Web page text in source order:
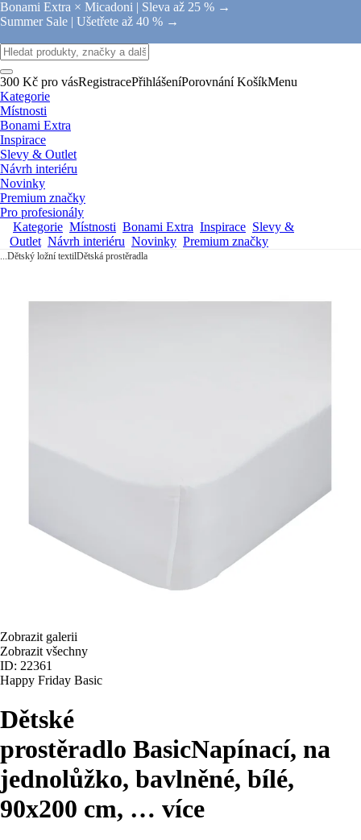
Bonami Extra × Micadoni | Sleva až 25 % →
Summer Sale | Ušetřete až 40 % →
300 Kč pro vásRegistracePřihlášeníPorovnání KošíkMenu
Kategorie
Místnosti
Bonami Extra
Inspirace
Slevy & Outlet
Návrh interiéru
Novinky
Premium značky
Pro profesionály
Kategorie Místnosti Bonami Extra Inspirace Slevy &
Outlet Návrh interiéru Novinky Premium značky
...Dětský ložní textilDětská prostěradla
Zobrazit galerii
Zobrazit všechny
ID: 22361
Happy Friday Basic
Dětské
prostěradlo BasicNapínací, na
jednolůžko, bavlněné, bílé,
90x200 cm, … více